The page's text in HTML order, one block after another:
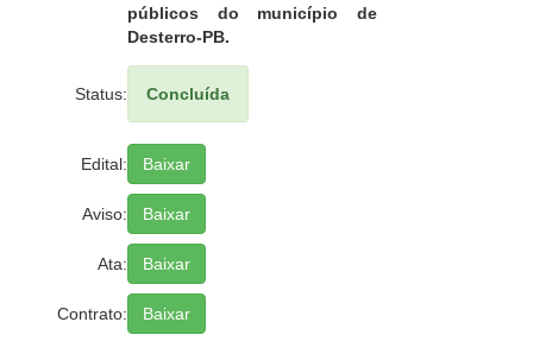
públicos do município de
Desterro-PB.
Status: Concluída
Edital: Baixar
Aviso: Baixar
Ata: Baixar
Contrato:
Baixar